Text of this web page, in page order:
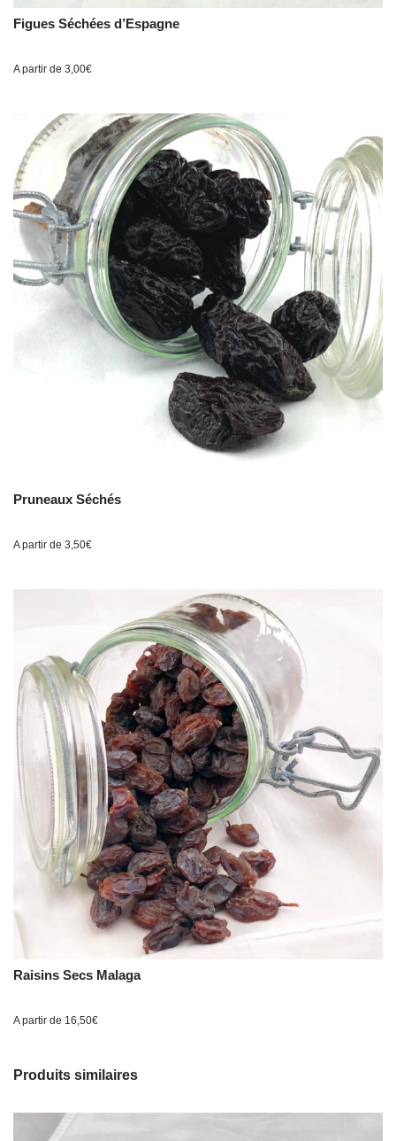
Figues Séchées d’Espagne
A partir de 3,00€
Pruneaux Séchés
A partir de 3,50€
Raisins Secs Malaga
A partir de 16,50€
Produits similaires